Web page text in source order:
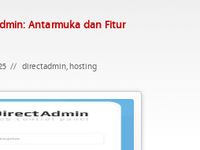
Antarmuka dan Fitur
// directadmin,hosting